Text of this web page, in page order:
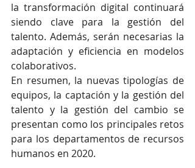
la transformación digital continuará
siendo clave para la gestión del
talento. Además, serán necesarias la
adaptación y eficiencia en modelos
colaborativos.
En resumen, la nuevas tipologías de
equipos, la captación y la gestión del
talento y la gestión del cambio se
presentan como los principales retos
para los departamentos de recursos
humanos en 2020.